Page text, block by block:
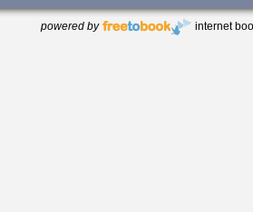
powered by internet